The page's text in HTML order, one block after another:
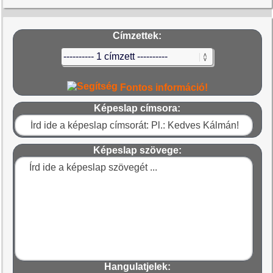
Címzettek:
Fontos információ!
Képeslap címsora:
Képeslap szövege:
Hangulatjelek: